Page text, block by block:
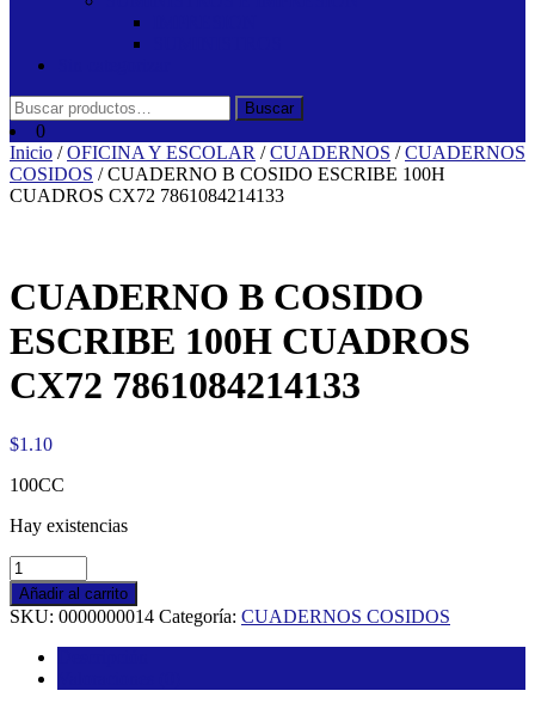
Buscar
por:
Buscar
0
Inicio /OFICINA Y ESCOLAR /CUADERNOS /CUADERNOS
COSIDOS / CUADERNO B COSIDO ESCRIBE 100H
CUADROS CX72 7861084214133
CUADERNO B COSIDO
ESCRIBE 100H CUADROS
CX72 7861084214133
$1.10
100CC
Hay existencias
CUADERNO
B
COSIDO
ESCRIBE
100H
CUADROS
Añadir al carrito
SKU: 0000000014 Categoría: CUADERNOS COSIDOS